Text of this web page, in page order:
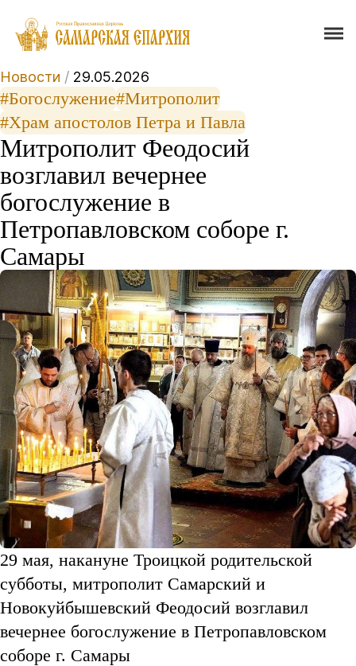
Новости / 29.05.2026
#Богослужение#Митрополит
#Храм апостолов Петра и Павла
Митрополит Феодосий
возглавил вечернее
богослужение в
Петропавловском соборе г.
Самары
29 мая, накануне Троицкой родительской
субботы, митрополит Самарский и
Новокуйбышевский Феодосий возглавил
вечернее богослужение в Петропавловском
соборе г. Самары